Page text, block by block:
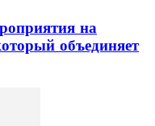
на
объединяет